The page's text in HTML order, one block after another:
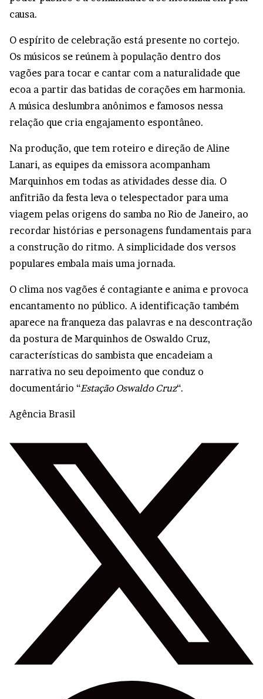
causa.
O espírito de celebração está presente no cortejo.
Os músicos se reúnem à população dentro dos
vagões para tocar e cantar com a naturalidade que
ecoa a partir das batidas de corações em harmonia.
A música deslumbra anônimos e famosos nessa
relação que cria engajamento espontâneo.
Na produção, que tem roteiro e direção de Aline
Lanari, as equipes da emissora acompanham
Marquinhos em todas as atividades desse dia. O
anfitrião da festa leva o telespectador para uma
viagem pelas origens do samba no Rio de Janeiro, ao
recordar histórias e personagens fundamentais para
a construção do ritmo. A simplicidade dos versos
populares embala mais uma jornada.
O clima nos vagões é contagiante e anima e provoca
encantamento no público. A identificação também
aparece na franqueza das palavras e na descontração
da postura de Marquinhos de Oswaldo Cruz,
características do sambista que encadeiam a
narrativa no seu depoimento que conduz o
documentário “Estação Oswaldo Cruz“.
Agência Brasil